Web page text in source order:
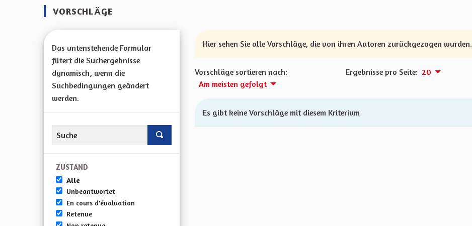
VORSCHLÄGE
Das untenstehende Formular
filtert die Suchergebnisse
dynamisch, wenn die
Suchbedingungen geändert
werden.
ZUSTAND
Alle
Unbeantwortet
En cours d'évaluation
Retenue
Hier sehen Sie alle Vorschläge, die von ihren Autoren zurückgezogen wurden.
Vorschläge sortieren nach:
Am meisten gefolgt
Ergebnisse pro Seite: 20
Es gibt keine Vorschläge mit diesem Kriterium